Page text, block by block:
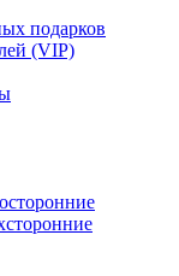
подарков
(VIP)